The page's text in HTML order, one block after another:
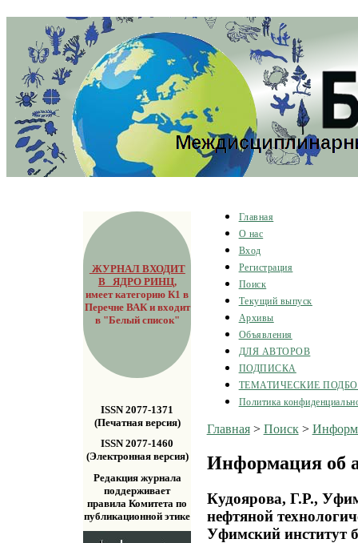
ЖУРНАЛ ВХОДИТ
В ЯДРО РИНЦ,
имеет категорию К1 в
Перечне ВАК и входит
в "Белый список"
ISSN 2077-1371
(Печатная версия)
ISSN 2077-1460
(Электронная версия)
Редакция журнала
поддерживает
правила Комитета по
публикационной этике
Главная
О нас
Вход
Регистрация
Поиск
Текущий выпуск
Архивы
Объявления
ДЛЯ АВТОРОВ
ПОДПИСКА
ТЕМАТИЧЕСКИЕ
Политика
Главная> Поиск>
Информация об
Кудоярова, Г.Р.,
нефтяной
Уфимский институт